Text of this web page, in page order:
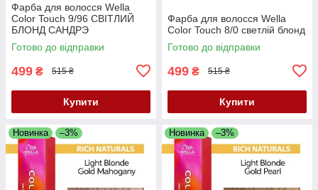
Фарба для волосся Wella
Color Touch 9/96 СВІТЛИЙ
БЛОНД САНДРЭ
ФІОЛЕТОВИЙ
Готово до відправки
499 ₴ 515 ₴
Купити
Фарба для волосся Wella
Color Touch 8/0 светлій блонд
Готово до відправки
499 ₴ 515 ₴
Купити
Новинка –3% Новинка –3%